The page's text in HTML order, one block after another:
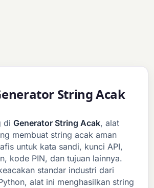
String Acak
diGenerator String Acak, alat
membuat string acak aman
untuk kata sandi, kunci API,
kode PIN, dan tujuan lainnya.
standar industri dari
alat ini menghasilkan string